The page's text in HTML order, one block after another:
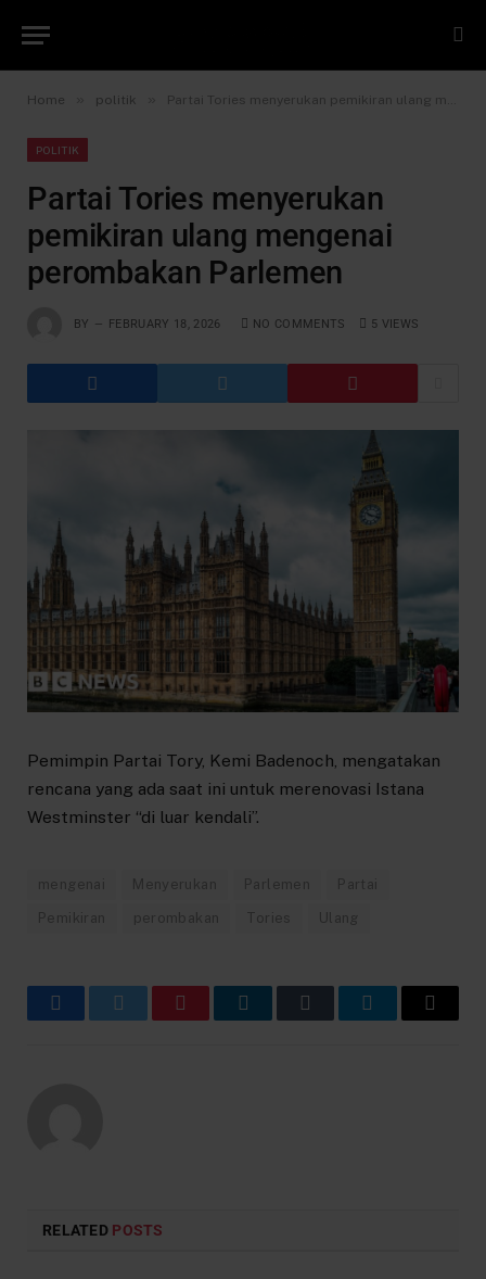
Home politik Partai Tories menyerukan pemikiran ulang mengenai perombakan Parlemen
POLITIK
Partai Tories menyerukan
pemikiran ulang mengenai
perombakan Parlemen
BY FEBRUARY 18, 2026 NO COMMENTS 5 VIEWS
Pemimpin Partai Tory, Kemi Badenoch, mengatakan
rencana yang ada saat ini untuk merenovasi Istana
Westminster “di luar kendali”.
mengenai Menyerukan Parlemen Partai
Pemikiran perombakan Tories Ulang
FacebookTwitter PinterestLinkedInTumblr TelegramEmail
RELATED POSTS